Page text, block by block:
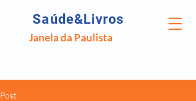
Saúde&Livros
Janela da Paulista
Post